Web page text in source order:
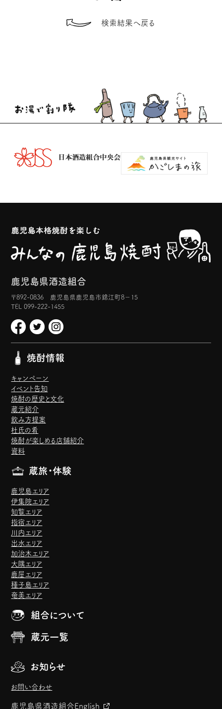
検索結果へ戻る
鹿児島県酒造組合
〒892-0836 鹿児島県鹿児島市錦江町8−15
TEL 099-222-1455
焼酎情報
キャンペーン
イベント告知
焼酎の歴史と文化
蔵元紹介
飲み方提案
杜氏の肴
焼酎が楽しめる店舗紹介
資料
蔵旅・体験
鹿児島エリア
伊集院エリア
知覧エリア
指宿エリア
川内エリア
出水エリア
加治木エリア
大隅エリア
鹿屋エリア
種子島エリア
奄美エリア
組合について
蔵元一覧
お知らせ
お問い合わせ
鹿児島県酒造組合English